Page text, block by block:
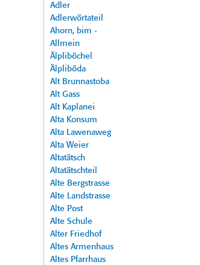
Adler
Adlerwörtateil
Ahorn, bim -
Allmein
Älpliböchel
Älpliböda
Alt Brunnastoba
Alt Gass
Alt Kaplanei
Alta Konsum
Alta Lawenaweg
Alta Weier
Altatätsch
Altatätschteil
Alte Bergstrasse
Alte Landstrasse
Alte Post
Alte Schule
Alter Friedhof
Altes Armenhaus
Altes Pfarrhaus